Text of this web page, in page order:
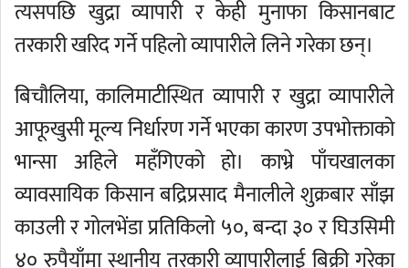
त्यसपछि खुद्रा व्यापारी र केही मुनाफा किसानबाट
तरकारी खरिद गर्ने पहिलो व्यापारीले लिने गरेका छन्।
बिचौलिया, कालिमाटीस्थित व्यापारी र खुद्रा व्यापारीले
आफूखुसी मूल्य निर्धारण गर्ने भएका कारण उपभोक्ताको
भान्सा अहिले महँगिएको हो। काभ्रे पाँचखालका
व्यावसायिक किसान बद्रिप्रसाद मैनालीले शुक्रबार साँझ
काउली र गोलभेंडा प्रतिकिलो ५०, बन्दा ३० र घिउसिमी
४० रुपैयाँमा स्थानीय तरकारी व्यापारीलाई बिक्री गरेका